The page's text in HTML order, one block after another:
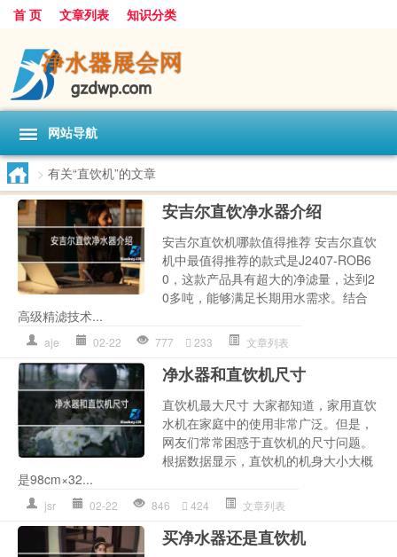
首 页 文章列表 知识分类
网站导航
> 有关“直饮机”的文章
安吉尔直饮净水器介绍
安吉尔直饮机哪款值得推荐 安吉尔直饮
机中最值得推荐的款式是J2407-ROB6
0，这款产品具有超大的净滤量，达到2
0多吨，能够满足长期用水需求。结合
高级精滤技术...
aje 02-22 777 233 文章列表
净水器和直饮机尺寸
直饮机最大尺寸 大家都知道，家用直饮
水机在家庭中的使用非常广泛。但是，
网友们常常困惑于直饮机的尺寸问题。
根据数据显示，直饮机的机身大小大概
是98cm×32...
jsr 02-22 846 424 文章列表
买净水器还是直饮机